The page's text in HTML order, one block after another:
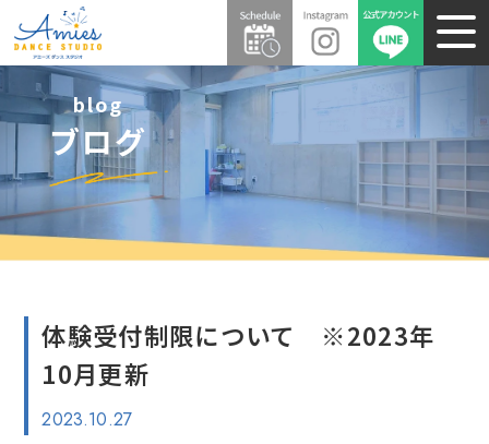
blog
ブログ
体験受付制限について ※2023年
10月更新
2023.10.27